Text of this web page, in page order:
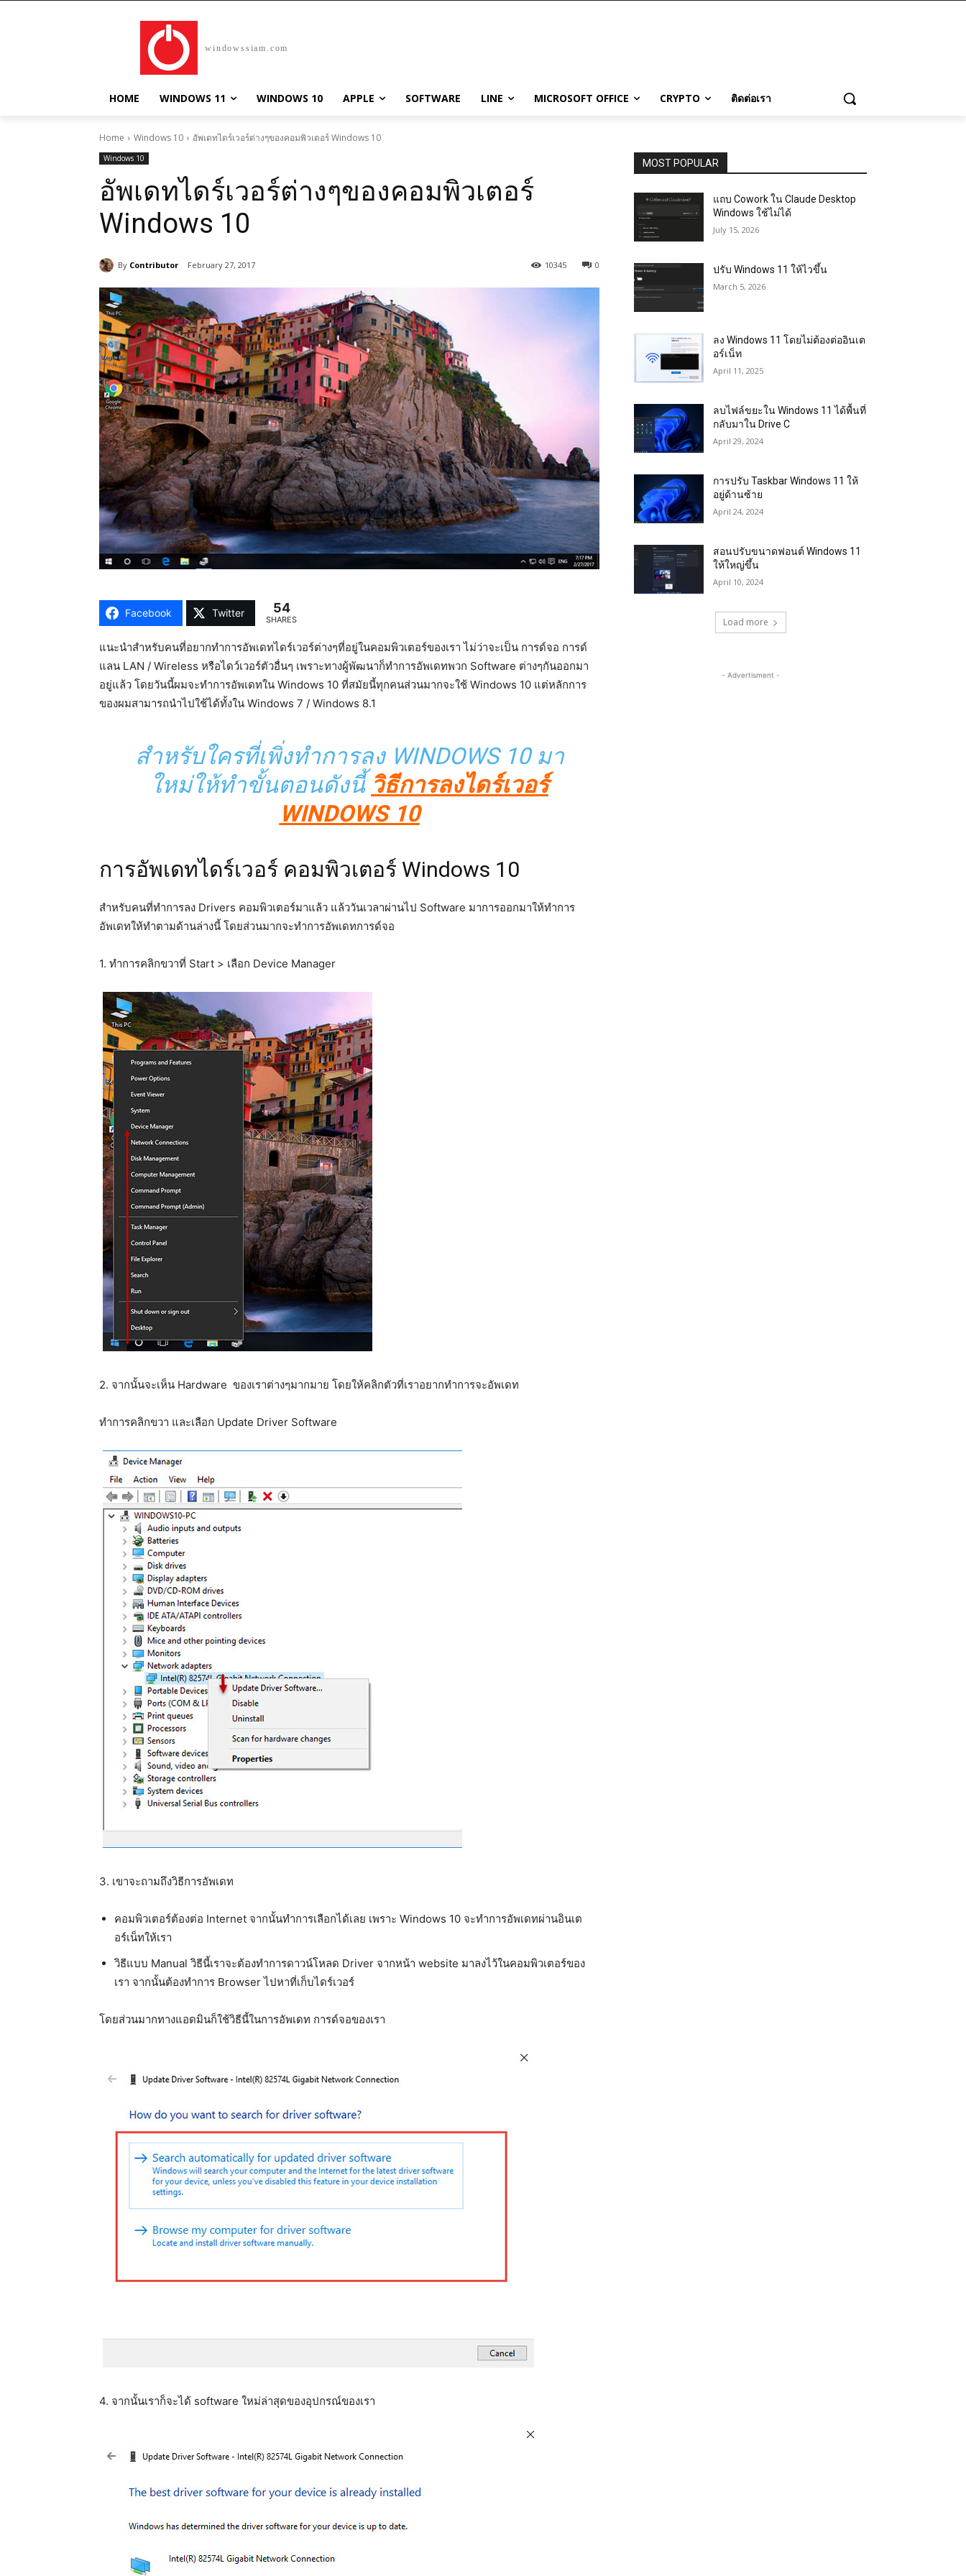
windowssiam.com
HOME WINDOWS 11 WINDOWS 10 APPLE SOFTWARE LINE MICROSOFT OFFICE CRYPTO ติดต่อเรา
Home Windows 10 อัพเดทไดร์เวอร์ต่างๆของคอมพิวเตอร์ Windows 10
Windows 10
อัพเดทไดร์เวอร์ต่างๆของคอมพิวเตอร์
Windows 10
By Contributor February 27, 2017 0
10345
Facebook Twitter 54
SHARES
แนะนำสำหรับคนที่อยากทำการอัพเดทไดร์เวอร์ต่างๆที่อยู่ในคอมพิวเตอร์ของเรา ไม่ว่าจะเป็น การด์จอ การด์
แลน LAN / Wireless หรือไดว์เวอร์ตัวอื่นๆ เพราะทางผู้พัฒนาก็ทำการอัพเดทพวก Software ต่างๆกันออกมา
อยู่แล้ว โดยวันนี้ผมจะทำการอัพเดทใน Windows 10 ที่สมัยนี้ทุกคนส่วนมากจะใช้ Windows 10 แต่หลักการ
ของผมสามารถนำไปใช้ได้ทั้งใน Windows 7 / Windows 8.1
สำหรับใครที่เพิ่งทำการลง WINDOWS 10 มา
ใหม่ให้ทำขั้นตอนดังนี้ วิธีการลงไดร์เวอร์
WINDOWS 10
การอัพเดทไดร์เวอร์ คอมพิวเตอร์ Windows 10
สำหรับคนที่ทำการลง Drivers คอมพิวเตอร์มาแล้ว แล้ววันเวลาผ่านไป Software มาการออกมาให้ทำการ
อัพเดทให้ทำตามด้านล่างนี้ โดยส่วนมากจะทำการอัพเดทการด์จอ
1. ทำการคลิกขวาที่ Start > เลือก Device Manager
2. จากนั้นจะเห็น Hardware ของเราต่างๆมากมาย โดยให้คลิกตัวที่เราอยากทำการจะอัพเดท
ทำการคลิกขวา และเลือก Update Driver Software
3. เขาจะถามถึงวิธีการอัพเดท
คอมพิวเตอร์ต้องต่อ Internet จากนั้นทำการเลือกได้เลย เพราะ Windows 10 จะทำการอัพเดทผ่านอินเต
อร์เน็ทให้เรา
วิธีแบบ Manual วิธีนี้เราจะต้องทำการดาวน์โหลด Driver จากหน้า website มาลงไว้ในคอมพิวเตอร์ของ
เรา จากนั้นต้องทำการ Browser ไปหาที่เก็บไดร์เวอร์
โดยส่วนมากทางแอดมินก็ใช้วิธีนี้ในการอัพเดท การด์จอของเรา
4. จากนั้นเราก็จะได้ software ใหม่ล่าสุดของอุปกรณ์ของเรา
MOST POPULAR
แถบ Cowork ใน Claude Desktop
Windows ใช้ไม่ได้
July 15, 2026
ปรับ Windows 11 ให้ไวขึ้น
March 5, 2026
ลง Windows 11 โดยไม่ต้องต่ออินเต
อร์เน็ท
April 11, 2025
ลบไฟล์ขยะใน Windows 11 ได้พื้นที่
กลับมาใน Drive C
April 29, 2024
การปรับ Taskbar Windows 11 ให้
อยู่ด้านซ้าย
April 24, 2024
สอนปรับขนาดฟอนต์ Windows 11
ให้ใหญ่ขึ้น
April 10, 2024
Load more
- Advertisment -